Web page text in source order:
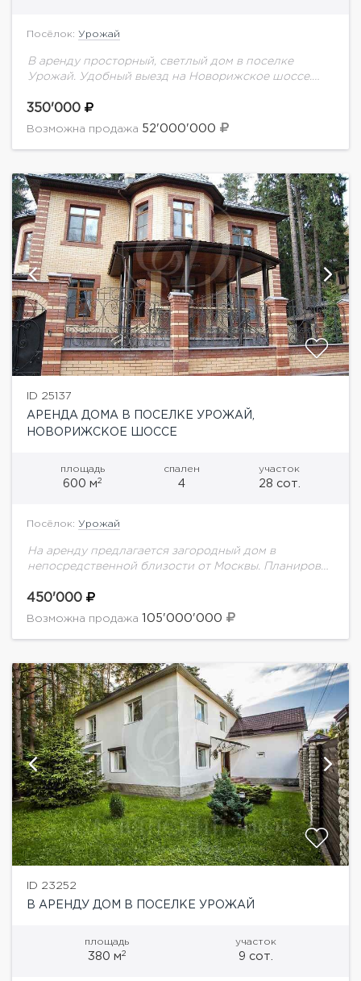
Посёлок: Урожай
В аренду просторный, светлый дом в поселке
Урожай. Удобный выезд на Новорижское шоссе.
свободного назначения.
350'000
Возможна продажа 52'000'000
ID 25137
АРЕНДА ДОМА В ПОСЕЛКЕ УРОЖАЙ,
НОВОРИЖСКОЕ ШОССЕ
площадь
600 м2
спален
4
участок
28 сот.
Посёлок: Урожай
На аренду предлагается загородный дом в
непосредственной близости от Москвы. Планировка
комната, комната отдыха, с/у, сауна. 1 этаж: холл,
гардеробная, с/у, спальня,...
450'000
Возможна продажа 105'000'000
ID 23252
В АРЕНДУ ДОМ В ПОСЕЛКЕ УРОЖАЙ
площадь
380 м2
участок
9 сот.